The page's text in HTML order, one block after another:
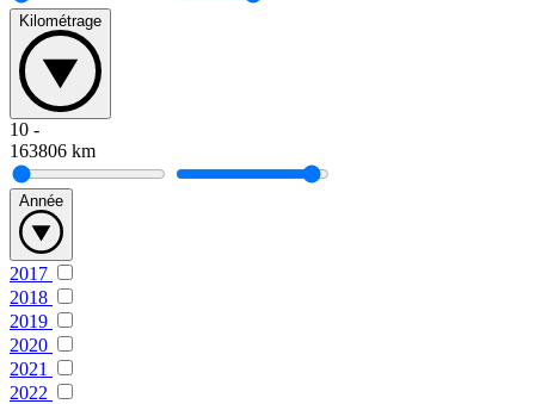
Kilométrage
10 -
163806 km
Année
2017
2018
2019
2020
2021
2022